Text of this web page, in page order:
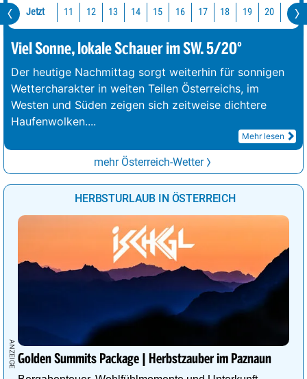
Jetzt 11 12 13 14 15 16 17 18 19 20 21
Viel Sonne, lokale Schauer im SW. 5/20°
Der heutige Nachmittag sorgt weiterhin für sonnigen
Wettercharakter in weiten Teilen Österreichs, im
Westen und Süden zeigen sich zeitweise dichtere
Haufenwolken....
Mehr lesen
mehr Österreich-Wetter
HERBSTURLAUB IN ÖSTERREICH
Golden Summits Package | Herbstzauber im Paznaun